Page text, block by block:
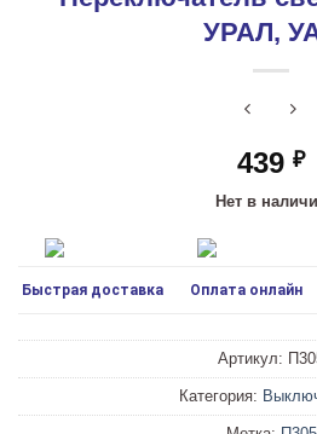
УРАЛ,
439 ₽
Нет в
Быстрая доставка Оплата онлайн
Артикул:
Категория: